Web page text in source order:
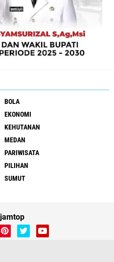
BOLA
EKONOMI
KEHUTANAN
MEDAN
PARIWISATA
PILIHAN
SUMUT